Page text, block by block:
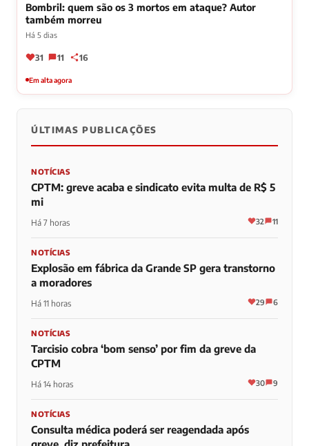
Bombril: quem são os 3 mortos em ataque? Autor
também morreu
Há 5 dias
31 11 16
Em alta agora
ÚLTIMAS PUBLICAÇÕES
NOTÍCIAS
CPTM: greve acaba e sindicato evita multa de R$ 5
mi
Há 7 horas 32 11
NOTÍCIAS
Explosão em fábrica da Grande SP gera transtorno
a moradores
Há 11 horas 29 6
NOTÍCIAS
Tarcisio cobra ‘bom senso’ por fim da greve da
CPTM
Há 14 horas 30 9
NOTÍCIAS
Consulta médica poderá ser reagendada após